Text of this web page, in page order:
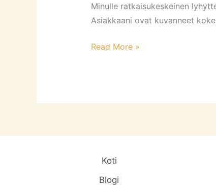
Minulle ratkaisukeskeinen
Asiakkaani ovat kuvanneet
Read More »
Koti
Blogi